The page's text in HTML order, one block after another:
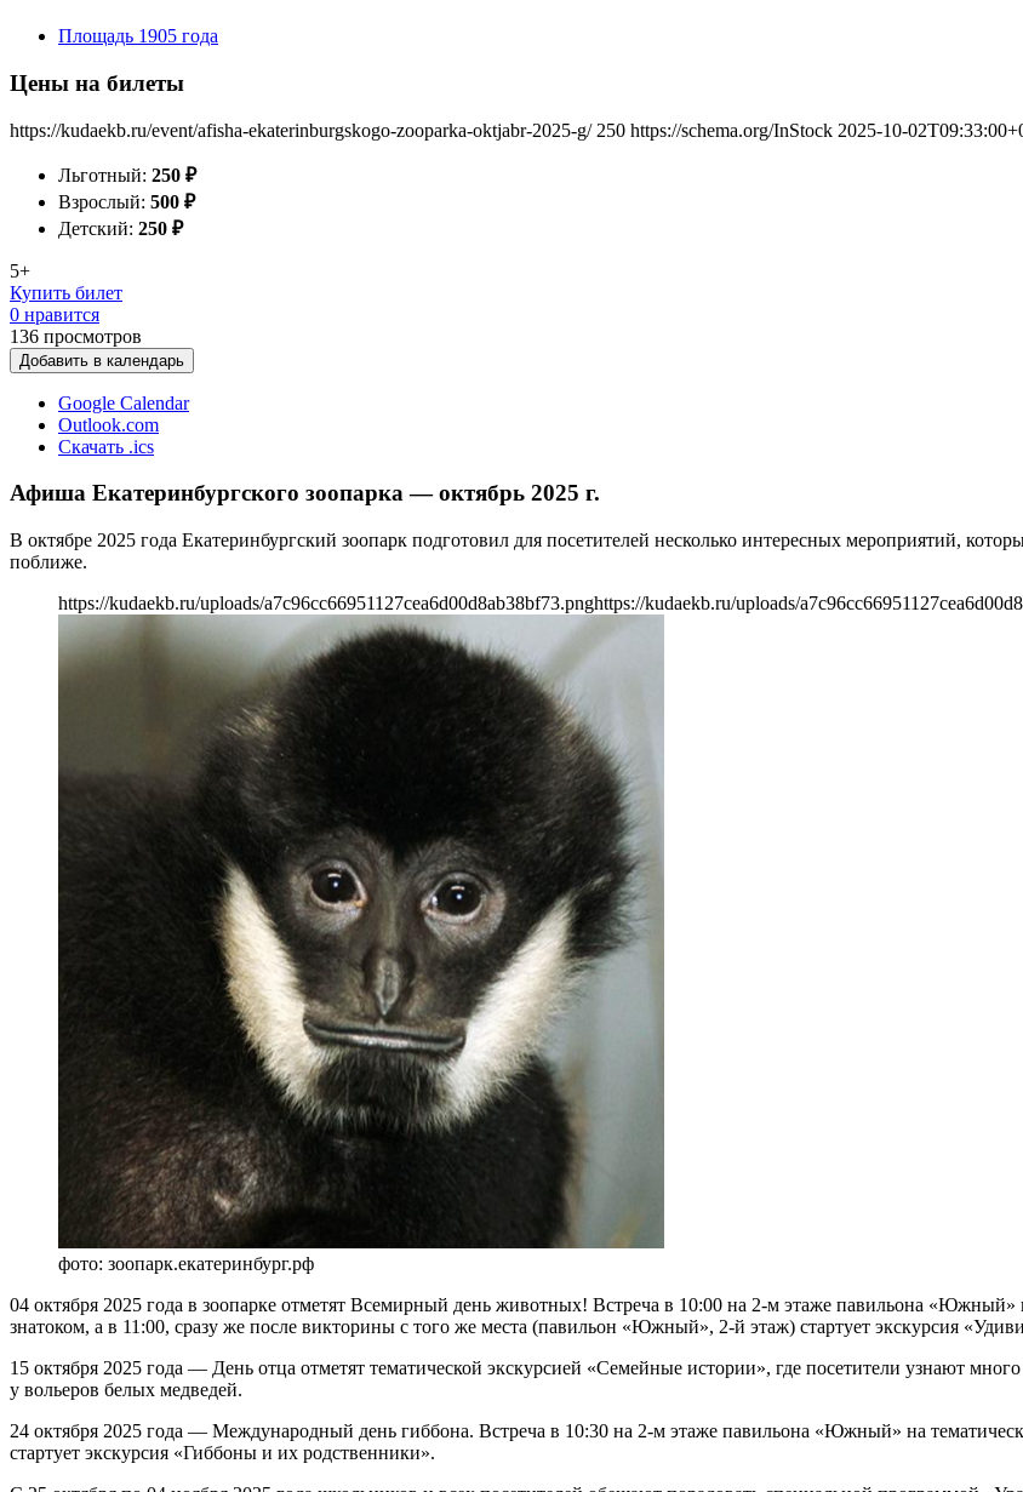
Площадь 1905 года
Цены на билеты
https://kudaekb.ru/event/afisha-ekaterinburgskogo-zooparka-oktjabr-2025-g/ 250 https://schema.org/InStock 2025-10-
Льготный: 250 ₽
Взрослый: 500 ₽
Детский: 250 ₽
5+
Купить билет
0 нравится
136 просмотров
Добавить в календарь
Google Calendar
Outlook.com
Скачать .ics
Афиша Екатеринбургского зоопарка — октябрь 2025 г.
В октябре 2025 года Екатеринбургский зоопарк подготовил для посетителей несколько интересных мероприятий,
поближе.
https://kudaekb.ru/uploads/a7c96cc66951127cea6d00d8ab38bf73.pnghttps://kudaekb.ru/uploads/
фото: зоопарк.екатеринбург.рф
04 октября 2025 года в зоопарке отметят Всемирный день животных! Встреча в 10:00 на 2-м этаже павильона
знатоком, а в 11:00, сразу же после викторины с того же места (павильон «Южный», 2-й этаж) стартует экскурсия
15 октября 2025 года — День отца отметят тематической экскурсией «Семейные истории», где посетители узнают
у вольеров белых медведей.
24 октября 2025 года — Международный день гиббона. Встреча в 10:30 на 2-м этаже павильона «Южный» на
стартует экскурсия «Гиббоны и их родственники».